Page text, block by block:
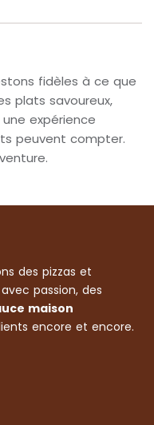
fidèles à ce que
plats savoureux,
expérience
peuvent compter.
des pizzas et
passion, des
maison
encore et encore.